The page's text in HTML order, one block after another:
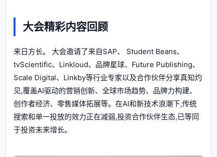
大会精彩内容回顾
来日方长。 大会邀请了来自SAP、 Student Beans、
tvScientific、Linkloud、品牌星球、Future Publishing、
Scale Digital、Linkby等行业专家以及合作伙伴分享真知灼
见,覆盖AI驱动的营销创新、全球市场趋势、品牌力构建、
创作者经济、零售媒体拓展等。在AI和新技术浪潮下,传统
搜索和单一投放的效力正在减弱,投资合作伙伴生态,已等同
于投资未来增长。